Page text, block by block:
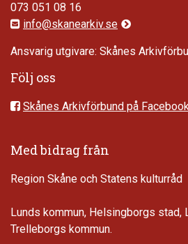
073 051 08 16
info@skanearkiv.se
Ansvarig utgivare: Skånes
Följ oss
Skånes Arkivförbund på
Med bidrag från
Region Skåne och Statens kulturråd
Lunds kommun, Helsingborgs stad,
Trelleborgs kommun.